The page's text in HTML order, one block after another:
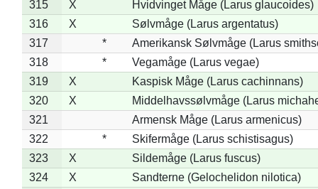
315
X
Hvidvinget Måge (Larus glaucoides)
316
X
Sølvmåge (Larus argentatus)
317
*
Amerikansk Sølvmåge (Larus
318
*
Vegamåge (Larus vegae)
319
X
Kaspisk Måge (Larus cachinnans)
320
X
Middelhavssølvmåge (Larus
321
Armensk Måge (Larus armenicus)
322
*
Skifermåge (Larus schistisagus)
323
X
Sildemåge (Larus fuscus)
324
X
Sandterne (Gelochelidon nilotica)